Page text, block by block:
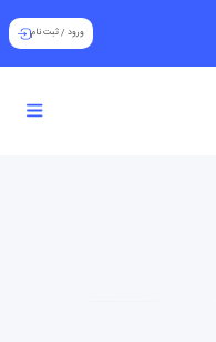
ورود /ثبت نام